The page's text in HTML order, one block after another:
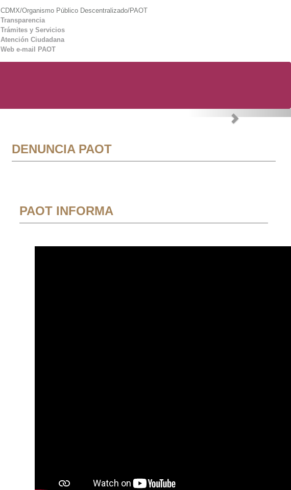
CDMX/Organismo Público Descentralizado/PAOT
Transparencia
Trámites y Servicios
Atención Ciudadana
Web e-mail PAOT
Next
DENUNCIA PAOT
PAOT INFORMA